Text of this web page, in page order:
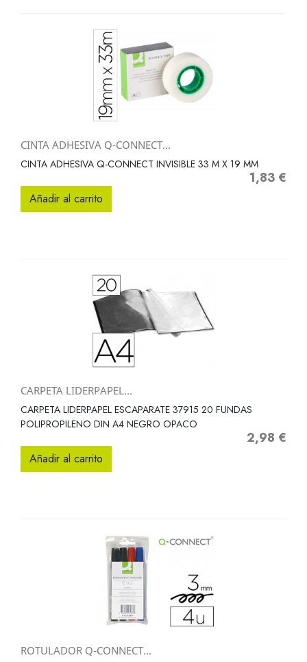
CINTA ADHESIVA Q-CONNECT...
CINTA ADHESIVA Q-CONNECT INVISIBLE 33 M X 19 MM
Precio
1,83 €
Añadir al carrito
CARPETA LIDERPAPEL...
CARPETA LIDERPAPEL ESCAPARATE 37915 20 FUNDAS
POLIPROPILENO DIN A4 NEGRO OPACO
Precio
2,98 €
Añadir al carrito
ROTULADOR Q-CONNECT...